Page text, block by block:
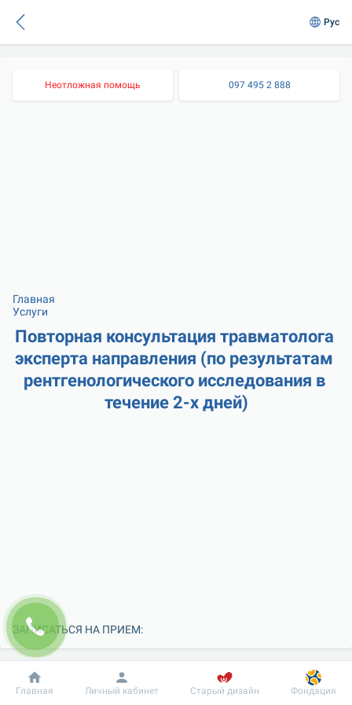
Рус
Неотложная помощь 097 495 2 888
Главная
Услуги
Повторная консультация травматолога
эксперта направления (по результатам
рентгенологического исследования в
течение 2-х дней)
ЗАПИСАТЬСЯ НА ПРИЕМ:
Добробут Информация Пациенту
Главная Личный кабинет Старый дизайн Фондация